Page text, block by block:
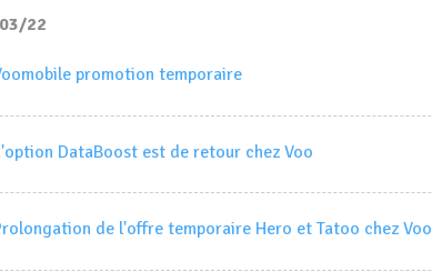
22
promotion temporaire
DataBoost est de retour chez Voo
de l'offre temporaire Hero et Tatoo chez Voo